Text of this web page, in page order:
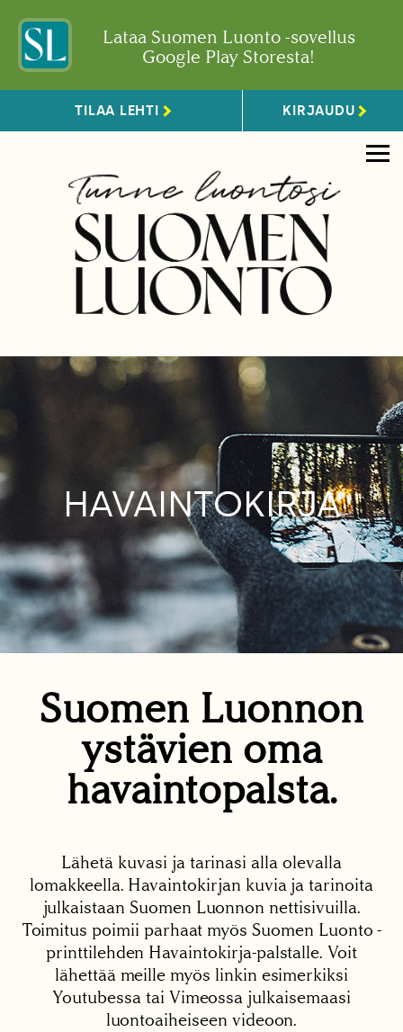
Lataa Suomen Luonto -sovellus
Google Play Storesta!
TILAA LEHTI KIRJAUDU
HAVAINTOKIRJA
Suomen Luonnon
ystävien oma
havaintopalsta.
Lähetä kuvasi ja tarinasi alla olevalla
lomakkeella. Havaintokirjan kuvia ja tarinoita
julkaistaan Suomen Luonnon nettisivuilla.
Toimitus poimii parhaat myös Suomen Luonto -
printtilehden Havaintokirja-palstalle. Voit
lähettää meille myös linkin esimerkiksi
Youtubessa tai Vimeossa julkaisemaasi
luontoaiheiseen videoon.